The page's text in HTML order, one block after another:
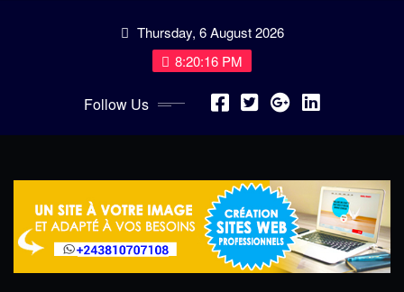
Thursday, 6 August 2026
8:20:16 PM
Follow Us